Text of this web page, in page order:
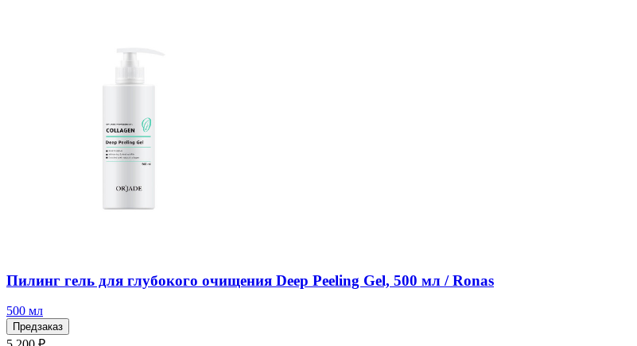
Пилинг гель для глубокого очищения Deep Peeling Gel, 500 мл / Ronas
500 мл
Предзаказ